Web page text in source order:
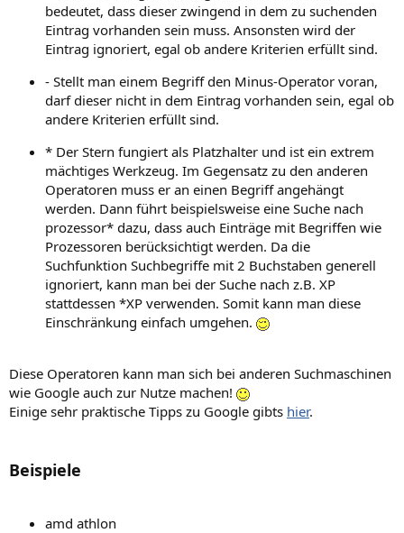
bedeutet, dass dieser zwingend in dem zu suchenden
Eintrag vorhanden sein muss. Ansonsten wird der
Eintrag ignoriert, egal ob andere Kriterien erfüllt sind.
- Stellt man einem Begriff den Minus-Operator voran,
darf dieser nicht in dem Eintrag vorhanden sein, egal ob
andere Kriterien erfüllt sind.
* Der Stern fungiert als Platzhalter und ist ein extrem
mächtiges Werkzeug. Im Gegensatz zu den anderen
Operatoren muss er an einen Begriff angehängt
werden. Dann führt beispielsweise eine Suche nach
prozessor* dazu, dass auch Einträge mit Begriffen wie
Prozessoren berücksichtigt werden. Da die
Suchfunktion Suchbegriffe mit 2 Buchstaben generell
ignoriert, kann man bei der Suche nach z.B. XP
stattdessen *XP verwenden. Somit kann man diese
Einschränkung einfach umgehen.
Diese Operatoren kann man sich bei anderen Suchmaschinen
wie Google auch zur Nutze machen!
Einige sehr praktische Tipps zu Google gibts hier.
Beispiele
amd athlon